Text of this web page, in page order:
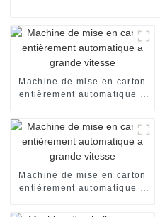
Machine de mise en carton
entièrement automatique à
Machine de mise en carton
entièrement automatique à